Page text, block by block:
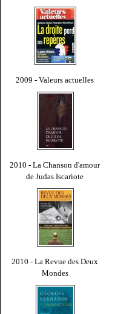
2009 - Valeurs actuelles
2010 - La Chanson d'amour
de Judas Iscariote
2010 - La Revue des Deux
Mondes